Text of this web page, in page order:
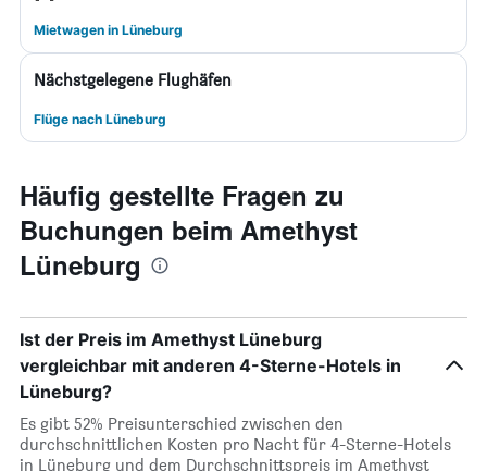
Mietwagen in Lüneburg
Nächstgelegene Flughäfen
Flüge nach Lüneburg
Häufig gestellte Fragen zu
Buchungen beim Amethyst
Lüneburg
Ist der Preis im Amethyst Lüneburg
vergleichbar mit anderen 4-Sterne-Hotels in
Lüneburg?
Es gibt 52% Preisunterschied zwischen den
durchschnittlichen Kosten pro Nacht für 4-Sterne-Hotels
in Lüneburg und dem Durchschnittspreis im Amethyst